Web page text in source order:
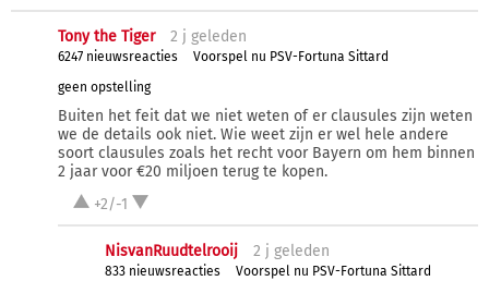
Tony the Tiger 2 j geleden
6247 nieuwsreacties
Voorspel nu PSV-Fortuna Sittard
geen opstelling
Buiten het feit dat we niet weten of er clausules zijn weten
we de details ook niet. Wie weet zijn er wel hele andere
soort clausules zoals het recht voor Bayern om hem binnen
2 jaar voor €20 miljoen terug te kopen.
+2/-1
NisvanRuudtelrooij 2 j geleden
833 nieuwsreacties
Voorspel nu PSV-Fortuna Sittard